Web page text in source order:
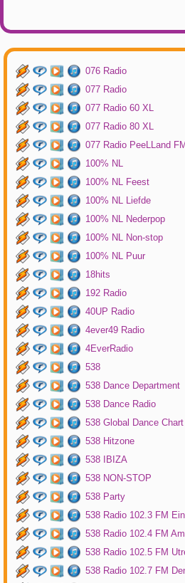
076 Radio
077 Radio
077 Radio 60 XL
077 Radio 80 XL
077 Radio PeeLLand FM
100% NL
100% NL Feest
100% NL Liefde
100% NL Nederpop
100% NL Non-stop
100% NL Puur
18hits
192 Radio
40UP Radio
4ever49 Radio
4EverRadio
538
538 Dance Department
538 Dance Radio
538 Global Dance Chart
538 Hitzone
538 IBIZA
538 NON-STOP
538 Party
538 Radio 102.3 FM
538 Radio 102.4 FM
538 Radio 102.5 FM
538 Radio 102.7 FM